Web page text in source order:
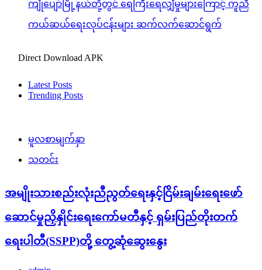
ကျုံပျော်မြို့နယ်တို့တွင် ရေကြီးရေလျှံမှုများကြောင့် ကူညီ
ကယ်ဆယ်ရေးလုပ်ငန်းများ ဆက်လက်ဆောင်ရွက်
Direct Download APK
Latest Posts
Trending Posts
မူလစာမျက်နှာ
သတင်း
အမျိုးသားစည်းလုံးညီညွတ်ရေးနှင့်ငြိမ်းချမ်းရေးဖော်
ဆောင်မှုညှိနှိုင်းရေးကော်မတီနှင့် ရှမ်းပြည်တိုးတက်
ရေးပါတီ(SSPP)တို့ တွေ့ဆုံဆွေးနွေး